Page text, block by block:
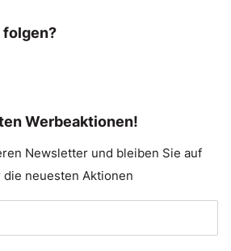
folgen?
Werbeaktionen!
Newsletter und bleiben Sie auf
neuesten Aktionen